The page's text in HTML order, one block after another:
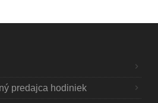
predajca hodiniek